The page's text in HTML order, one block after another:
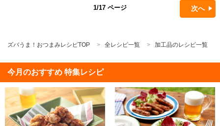
1/17 ページ 次へ
ズバうま！おつまみレシピTOP 全レシピ一覧 加工品のレシピ一覧
今月のおすすめ 特集レシピ